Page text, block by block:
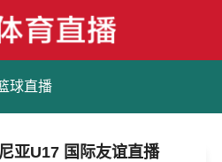
球直播
亚U17 国际友谊直播